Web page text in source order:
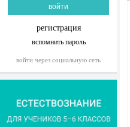
регистрация
вспомнить пароль
войти через социальную сеть